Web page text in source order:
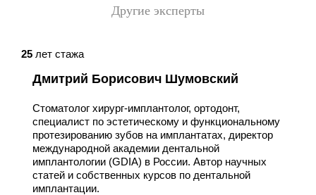
Другие эксперты
25 лет стажа
Дмитрий Борисович Шумовский
Стоматолог хирург-имплантолог, ортодонт,
специалист по эстетическому и функциональному
протезированию зубов на имплантатах, директор
международной академии дентальной
имплантологии (GDIA) в России. Автор научных
статей и собственных курсов по дентальной
имплантации.